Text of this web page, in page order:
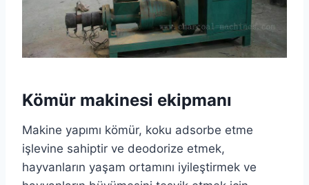
Kömür makinesi ekipmanı
Makine yapımı kömür, koku adsorbe etme
işlevine sahiptir ve deodorize etmek,
hayvanların yaşam ortamını iyileştirmek ve